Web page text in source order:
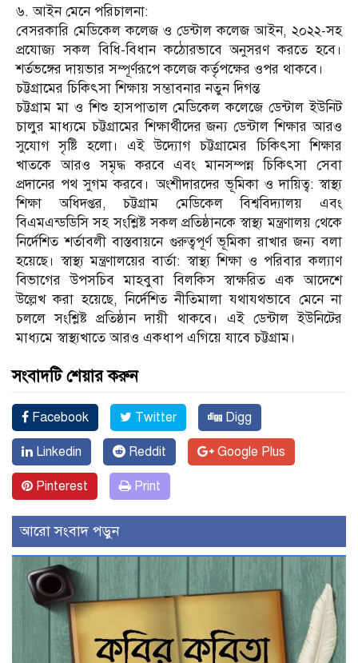
৬. আইন মেনে পরিচালনা:
বেসরকারি মেডিকেল কলেজ ও ডেন্টাল কলেজ আইন, ২০২২-সহ
প্রযোজ্য সকল বিধি-বিধান কঠোরভাবে অনুসরণ করতে হবে।
শর্তভঙ্গের দায়ভার সম্পূর্ণরূপে কলেজ কর্তৃপক্ষের ওপর থাকবে।
চট্টগ্রামের চিকিৎসা শিক্ষায় সম্ভাবনার নতুন দিগন্ত
চট্টগ্রাম মা ও শিশু হাসপাতাল মেডিকেল কলেজে ডেন্টাল ইউনিট
চালুর মাধ্যমে চট্টগ্রামের শিক্ষার্থীদের জন্য ডেন্টাল শিক্ষার আরও
সুযোগ সৃষ্টি হলো। এই উদ্যোগ চট্টগ্রামের চিকিৎসা শিক্ষার
খাতকে আরও সমৃদ্ধ করবে এবং মানসম্পন্ন চিকিৎসা সেবা
প্রদানের পথ সুগম করবে। অংশীদারদের ভূমিকা ও দায়িত্ব: স্বাস্থ্য
শিক্ষা অধিদপ্তর, চট্টগ্রাম মেডিকেল বিশ্ববিদ্যালয় এবং
বিএমএন্ডডিসি সহ সংশ্লিষ্ট সকল প্রতিষ্ঠানকে স্বাস্থ্য মন্ত্রণালয় থেকে
নির্দেশিত শর্তাবলী বাস্তবায়নে গুরুত্বপূর্ণ ভূমিকা রাখার জন্য বলা
হয়েছে। স্বাস্থ্য মন্ত্রণালয়ের বার্তা: স্বাস্থ্য শিক্ষা ও পরিবার কল্যাণ
বিভাগের উপসচিব মাহবুবা বিলকিস স্বাক্ষরিত এক আদেশে
উল্লেখ করা হয়েছে, নির্দেশিত নীতিমালা যথাযথভাবে মেনে না
চললে সংশ্লিষ্ট প্রতিষ্ঠান দায়ী থাকবে। এই ডেন্টাল ইউনিটের
মাধ্যমে স্বাস্থ্যখাতে আরও একধাপ এগিয়ে যাবে চট্টগ্রাম।
সংবাদটি শেয়ার করুন
Facebook Twitter Digg
Linkedin Reddit Google Plus
Pinterest Print
আরো সংবাদ পড়ুন